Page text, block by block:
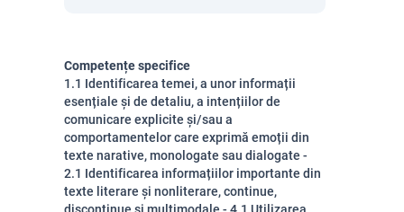
Competențe specifice
1.1 Identificarea temei, a unor informații
esențiale și de detaliu, a intențiilor de
comunicare explicite și/sau a
comportamentelor care exprimă emoții din
texte narative, monologate sau dialogate -
2.1 Identificarea informațiilor importante din
texte literare și nonliterare, continue,